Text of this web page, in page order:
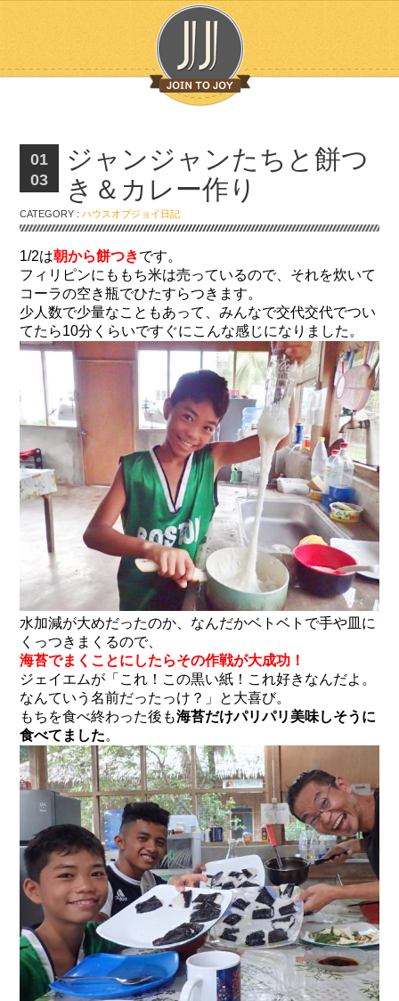
01
03
ジャンジャンたちと餅つ
き＆カレー作り
CATEGORY :ハウスオブジョイ日記
1/2は朝から餅つきです。
フィリピンにももち米は売っているので、それを炊いて
コーラの空き瓶でひたすらつきます。
少人数で少量なこともあって、みんなで交代交代でつい
てたら10分くらいですぐにこんな感じになりました。
水加減が大めだったのか、なんだかベトベトで手や皿に
くっつきまくるので、
海苔でまくことにしたらその作戦が大成功！
ジェイエムが「これ！この黒い紙！これ好きなんだよ。
なんていう名前だったっけ？」と大喜び。
もちを食べ終わった後も海苔だけパリパリ美味しそうに
食べてました。